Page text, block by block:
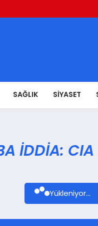
SAĞLIK SIYASET
IDDIA: CIA
Yükleniyor...